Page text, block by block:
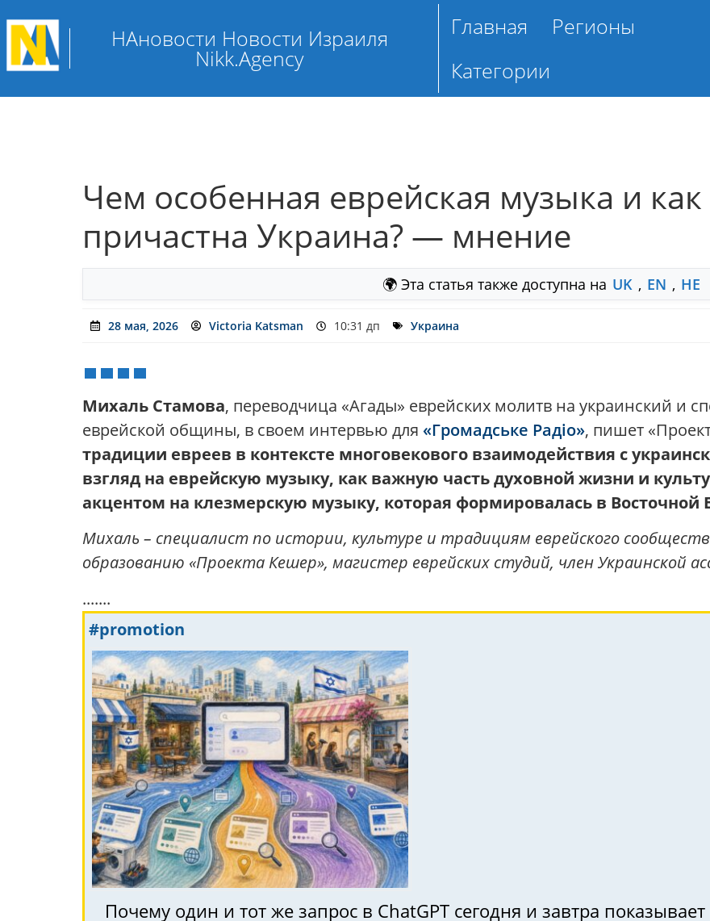
НАновости Новости Израиля
Nikk.Agency
Главная
Регионы
Категории
Чем особенная еврейская музыка и
причастна Украина? — мнение
🌍 Эта статья также доступна на UK , EN , HE
28 мая, 2026 Victoria Katsman 10:31 дп Украина
Михаль Стамова, переводчица «Агады» еврейских молитв на украинский и
еврейской общины, в своем интервью для «Громадське Радіо», пишет
традиции евреев в контексте многовекового взаимодействия с
взгляд на еврейскую музыку, как важную часть духовной жизни и
акцентом на клезмерскую музыку, которая формировалась в Восточной
Михаль – специалист по истории, культуре и традициям еврейского
образованию «Проекта Кешер», магистер еврейских студий, член Украинской
.......
#promotion
Почему один и тот же запрос в ChatGPT сегодня и завтра